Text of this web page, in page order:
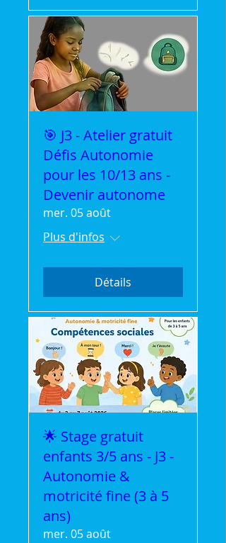
🎯 J3 - Atelier gratuit
Défis Autonomie
pour les 10/13 ans -
Devenir autonome
mer. 05 août
Plus d'infos
Détails
🌟 Stage gratuit
enfants 3/5 ans - J3 -
Autonomie &
motricité fine (3 à 5
ans)
mer. 05 août